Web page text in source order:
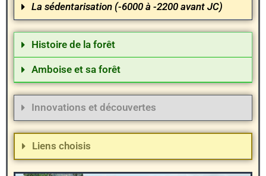
La sédentarisation (-6000 à -2200 avant JC)
Histoire de la forêt
Amboise et sa forêt
Innovations et découvertes
Liens choisis